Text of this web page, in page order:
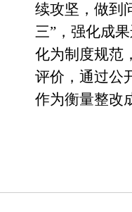
续攻坚，做到
三”，强化成
化为制度规范
评价，通过公
作为衡量整改